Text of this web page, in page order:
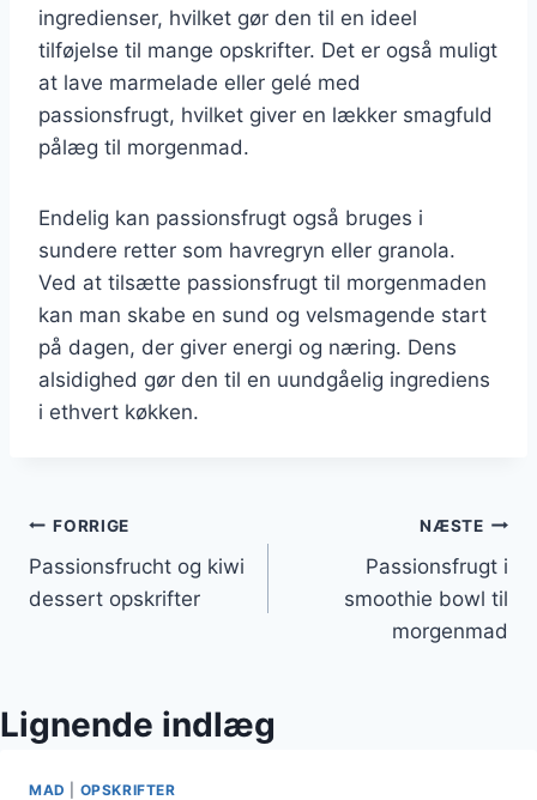
ingredienser, hvilket gør den til en ideel
tilføjelse til mange opskrifter. Det er også muligt
at lave marmelade eller gelé med
passionsfrugt, hvilket giver en lækker smagfuld
pålæg til morgenmad.
Endelig kan passionsfrugt også bruges i
sundere retter som havregryn eller granola.
Ved at tilsætte passionsfrugt til morgenmaden
kan man skabe en sund og velsmagende start
på dagen, der giver energi og næring. Dens
alsidighed gør den til en uundgåelig ingrediens
i ethvert køkken.
Indlægsnavigation
FORRIGE
Passionsfrucht og kiwi
dessert opskrifter
NÆSTE
Passionsfrugt i
smoothie bowl til
morgenmad
Lignende indlæg
MAD OPSKRIFTER